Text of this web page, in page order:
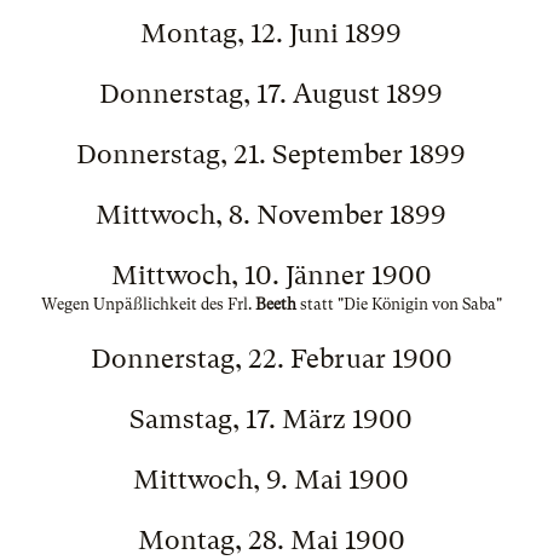
Montag, 12. Juni 1899
Donnerstag, 17. August 1899
Donnerstag, 21. September 1899
Mittwoch, 8. November 1899
Mittwoch, 10. Jänner 1900
Wegen Unpäßlichkeit des Frl. Beethstatt "Die Königin von Saba"
Donnerstag, 22. Februar 1900
Samstag, 17. März 1900
Mittwoch, 9. Mai 1900
Montag, 28. Mai 1900